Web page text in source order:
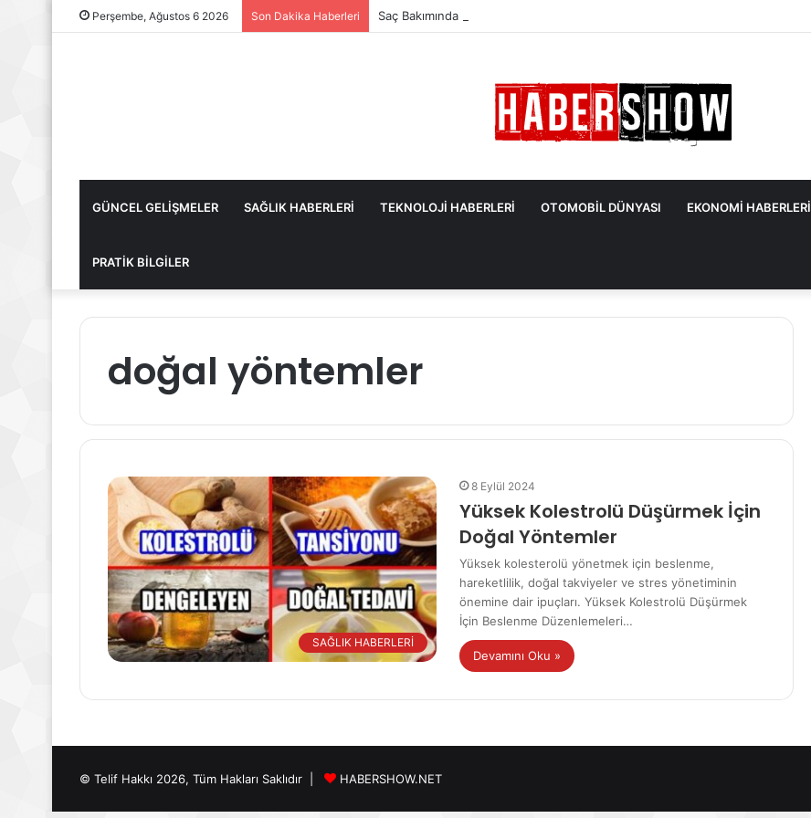
Perşembe, Ağustos 6 2026 Son Dakika Haberleri Saç Bakımında Uzmanlardan Gelen En Önemli İpuçları
GÜNCEL GELİŞMELER SAĞLIK HABERLERİ TEKNOLOJİ HABERLERİ OTOMOBİL DÜNYASI EKONOMİ HABERLERİ
PRATİK BİLGİLER
doğal yöntemler
SAĞLIK HABERLERİ
8 Eylül 2024
Yüksek Kolestrolü Düşürmek İçin
Doğal Yöntemler
Yüksek kolesterolü yönetmek için beslenme,
hareketlilik, doğal takviyeler ve stres yönetiminin
önemine dair ipuçları. Yüksek Kolestrolü Düşürmek
İçin Beslenme Düzenlemeleri…
Devamını Oku »
© Telif Hakkı 2026, Tüm Hakları Saklıdır | HABERSHOW.NET